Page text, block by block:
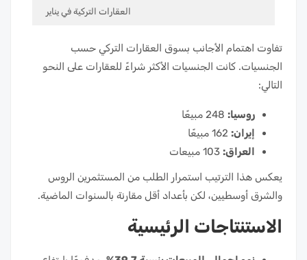
العقارات التركية في يناير
تفاوت اهتمام الأجانب بسوق العقارات التركي حسب
الجنسيات. كانت الجنسيات الأكثر شراءً للعقارات على النحو
التالي:
روسيا:
إيران:
العراق:
يعكس هذا الترتيب استمرار الطلب من المستثمرين الروس
والشرق أوسطيين، لكن بأعداد أقل مقارنة بالسنوات الماضية.
الاستنتاجات الرئيسية